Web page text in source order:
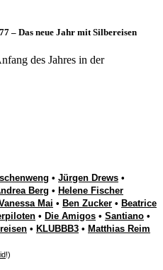
– Das neue Jahr mit Silbereisen
des Jahres in der
• Jürgen Drews •
Berg • Helene Fischer
Mai • Ben Zucker • Beatrice
• Die Amigos • Santiano •
• KLUBBB3 • Matthias Reim
!)